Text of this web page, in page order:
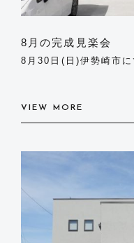
8月の完成見楽会
8月30日(日)伊勢崎市に
VIEW MORE